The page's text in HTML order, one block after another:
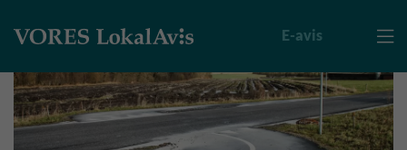

E-avis